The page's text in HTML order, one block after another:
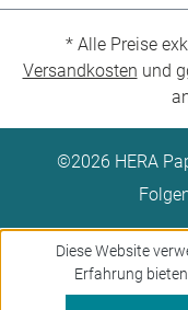
* Alle Preise
Versandkosten und
©2026 HERA
Diese Website
Erfahrung